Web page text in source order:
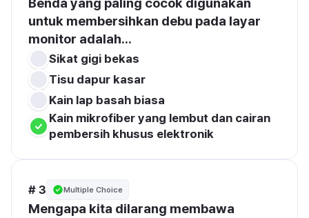
untuk membersihkan debu pada layar
monitor adalah...
Sikat gigi bekas
Tisu dapur kasar
Kain lap basah biasa
Kain mikrofiber yang lembut dan cairan
pembersih khusus elektronik
# 3 Multiple Choice
Mengapa kita dilarang membawa